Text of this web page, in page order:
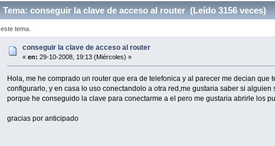
Tema: conseguir la clave de acceso al router (Leído 3156 veces)
tema.
conseguir la clave de acceso al router
« en: 29-10-2008, 19:13 (Miércoles) »
Hola, me he comprado un router que era de telefonica y al parecer me decian
configurarlo, y en casa lo uso conectandolo a otra red,me gustaria saber si
porque he conseguido la clave para conectarme a el pero me gustaria abrirle los
gracias por anticipado